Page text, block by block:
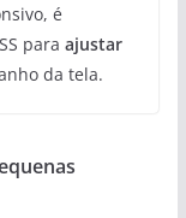
é
para ajustar
da tela.